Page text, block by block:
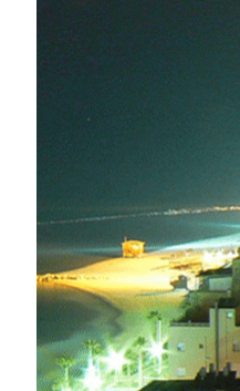
開發出
得主
研究開展
使用雲
個月內
Cognata
到它，這
歸功於四
提供了龐